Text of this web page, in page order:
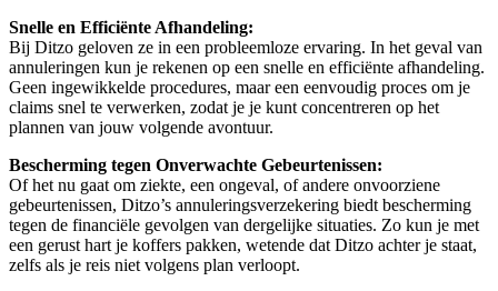
Snelle en Efficiënte Afhandeling:
Bij Ditzo geloven ze in een probleemloze ervaring. In het geval van
annuleringen kun je rekenen op een snelle en efficiënte afhandeling.
Geen ingewikkelde procedures, maar een eenvoudig proces om je
claims snel te verwerken, zodat je je kunt concentreren op het
plannen van jouw volgende avontuur.
Bescherming tegen Onverwachte Gebeurtenissen:
Of het nu gaat om ziekte, een ongeval, of andere onvoorziene
gebeurtenissen, Ditzo’s annuleringsverzekering biedt bescherming
tegen de financiële gevolgen van dergelijke situaties. Zo kun je met
een gerust hart je koffers pakken, wetende dat Ditzo achter je staat,
zelfs als je reis niet volgens plan verloopt.